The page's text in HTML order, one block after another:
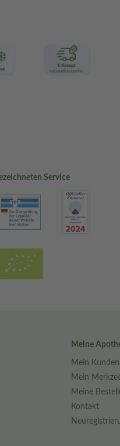
Service
Meine
Mein
Mein
Meine
Kontakt